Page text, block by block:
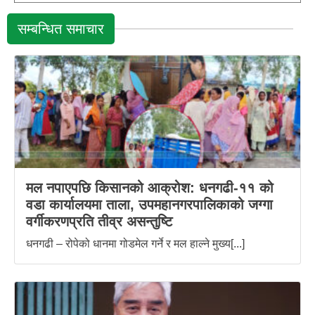
सम्बन्धित समाचार
मल नपाएपछि किसानको आक्रोश: धनगढी-११ को
वडा कार्यालयमा ताला, उपमहानगरपालिकाको जग्गा
वर्गीकरणप्रति तीव्र असन्तुष्टि
धनगढी – रोपेको धानमा गोडमेल गर्ने र मल हाल्ने मुख्य[...]